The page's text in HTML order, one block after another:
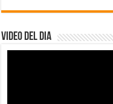
Video del dia